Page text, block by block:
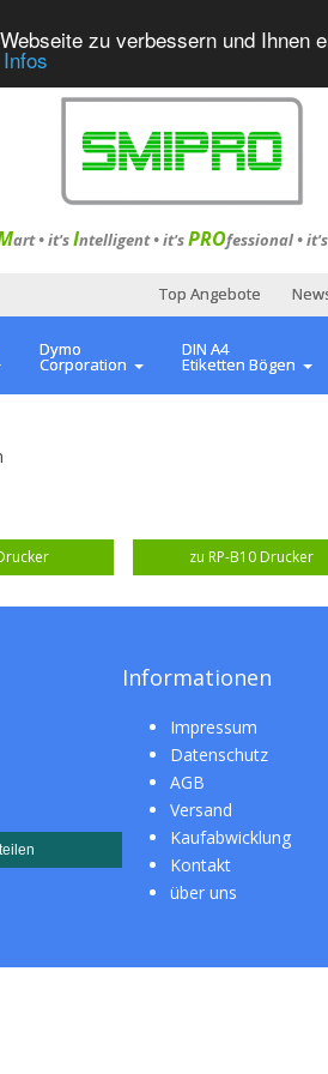
zu verbessern und Ihnen
art •it'sIntelligent•it'sPROfessional•it's
Top Angebote
Dymo
Corporation
DIN A4
Etiketten Bögen
zu RP-B10 Drucker
teilen
Informationen
Impressum
Datenschutz
AGB
Versand
Kaufabwicklung
Kontakt
über uns